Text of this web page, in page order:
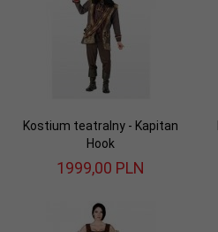
Kostium teatralny - Kapitan
Hook
1999,00 PLN